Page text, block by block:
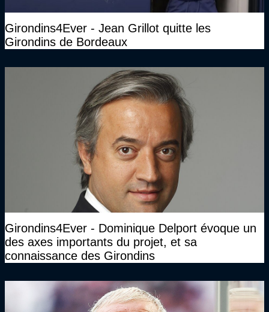
Girondins4Ever - Jean Grillot quitte les
Girondins de Bordeaux
Girondins4Ever - Dominique Delport évoque un
des axes importants du projet, et sa
connaissance des Girondins